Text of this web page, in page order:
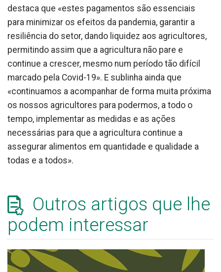
destaca que «estes pagamentos são essenciais
para minimizar os efeitos da pandemia, garantir a
resiliência do setor, dando liquidez aos agricultores,
permitindo assim que a agricultura não pare e
continue a crescer, mesmo num período tão difícil
marcado pela Covid-19». E sublinha ainda que
«continuamos a acompanhar de forma muita próxima
os nossos agricultores para podermos, a todo o
tempo, implementar as medidas e as ações
necessárias para que a agricultura continue a
assegurar alimentos em quantidade e qualidade a
todas e a todos».
Outros artigos que lhe
podem interessar